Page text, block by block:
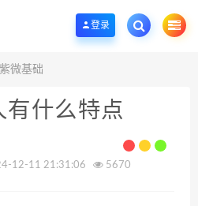
的紫微斗数研究学习基地。
登录
紫微基础
有什么特点
12-11 21:31:06 5670